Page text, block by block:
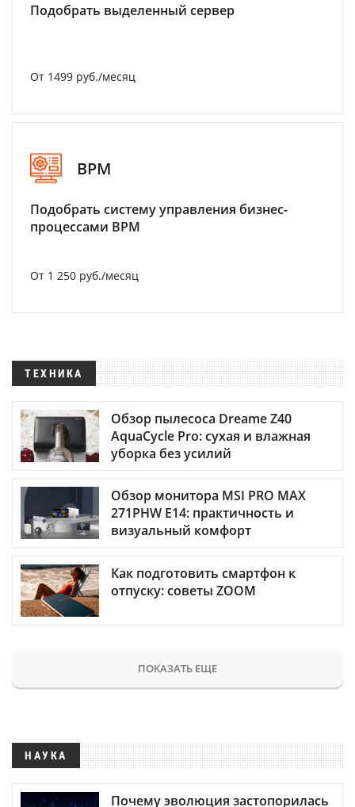
Подобрать выделенный сервер
От 1499 руб./месяц
BPM
Подобрать систему управления бизнес-
процессами BPM
От 1 250 руб./месяц
ТЕХНИКА
Обзор пылесоса Dreame Z40
AquaCycle Pro: сухая и влажная
уборка без усилий
Обзор монитора MSI PRO MAX
271PHW E14: практичность и
визуальный комфорт
Как подготовить смартфон к
отпуску: советы ZOOM
ПОКАЗАТЬ ЕЩЕ
НАУКА
Почему эволюция застопорилась